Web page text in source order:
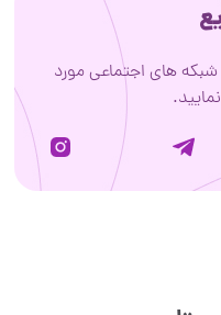
های اجتماعی مورد